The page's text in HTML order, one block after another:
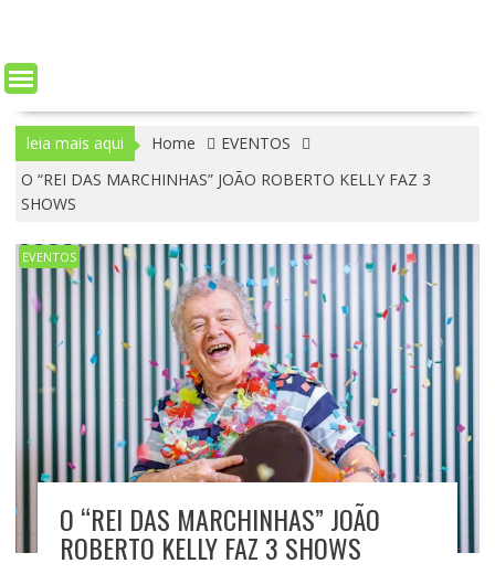
leia mais aqui Home
EVENTOS
O “REI DAS MARCHINHAS” JOÃO ROBERTO KELLY FAZ 3
SHOWS
EVENTOS
O “REI DAS MARCHINHAS” JOÃO
ROBERTO KELLY FAZ 3 SHOWS